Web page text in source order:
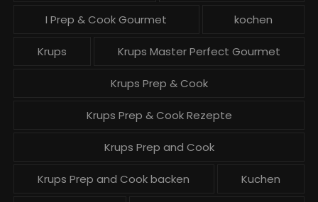
I Prep & Cook Gourmet kochen
Krups Krups Master Perfect Gourmet
Krups Prep & Cook
Krups Prep & Cook Rezepte
Krups Prep and Cook
Krups Prep and Cook backen Kuchen